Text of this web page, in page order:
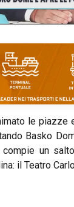
y
V
d
e
o
le piazze
Basko
un
il Teatro